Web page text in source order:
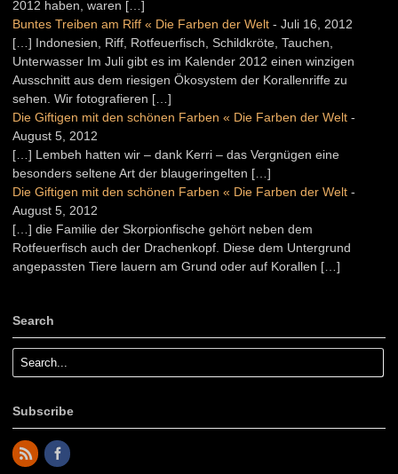
2012 haben, waren […]
Buntes Treiben am Riff « Die Farben der Welt - Juli 16, 2012
[…] Indonesien, Riff, Rotfeuerfisch, Schildkröte, Tauchen,
Unterwasser Im Juli gibt es im Kalender 2012 einen winzigen
Ausschnitt aus dem riesigen Ökosystem der Korallenriffe zu
sehen. Wir fotografieren […]
Die Giftigen mit den schönen Farben « Die Farben der Welt -
August 5, 2012
[…] Lembeh hatten wir – dank Kerri – das Vergnügen eine
besonders seltene Art der blaugeringelten […]
Die Giftigen mit den schönen Farben « Die Farben der Welt -
August 5, 2012
[…] die Familie der Skorpionfische gehört neben dem
Rotfeuerfisch auch der Drachenkopf. Diese dem Untergrund
angepassten Tiere lauern am Grund oder auf Korallen […]
Search
Subscribe